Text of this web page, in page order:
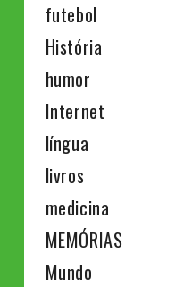
futebol
História
humor
Internet
língua
livros
medicina
MEMÓRIAS
Mundo